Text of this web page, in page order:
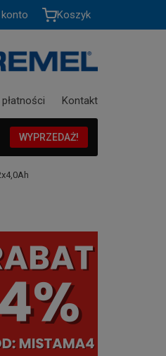
Koszyk
Kontakt
WYPRZEDAŻ!